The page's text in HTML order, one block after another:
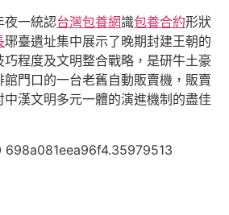
夜一統認台灣包養網識包養合約形狀
琊臺遺址集中展示了晚期封建王朝的
程度及文明整合戰略，是研牛土豪
門口的一台老舊自動販賣機，販賣
漢文明多元一體的演進機制的盡佳